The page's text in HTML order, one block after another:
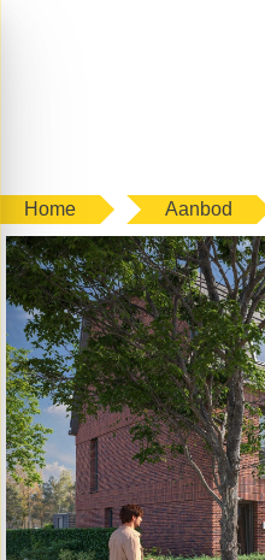
Home Aanbod